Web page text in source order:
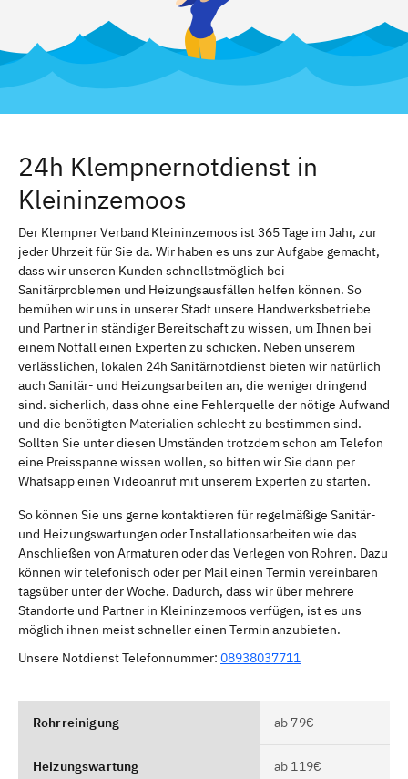
24h Klempnernotdienst in
Kleininzemoos
Der Klempner Verband Kleininzemoos ist 365 Tage im Jahr, zur
jeder Uhrzeit für Sie da. Wir haben es uns zur Aufgabe gemacht,
dass wir unseren Kunden schnellstmöglich bei
Sanitärproblemen und Heizungsausfällen helfen können. So
bemühen wir uns in unserer Stadt unsere Handwerksbetriebe
und Partner in ständiger Bereitschaft zu wissen, um Ihnen bei
einem Notfall einen Experten zu schicken. Neben unserem
verlässlichen, lokalen 24h Sanitärnotdienst bieten wir natürlich
auch Sanitär- und Heizungsarbeiten an, die weniger dringend
sind. sicherlich, dass ohne eine Fehlerquelle der nötige Aufwand
und die benötigten Materialien schlecht zu bestimmen sind.
Sollten Sie unter diesen Umständen trotzdem schon am Telefon
eine Preisspanne wissen wollen, so bitten wir Sie dann per
Whatsapp einen Videoanruf mit unserem Experten zu starten.
So können Sie uns gerne kontaktieren für regelmäßige Sanitär-
und Heizungswartungen oder Installationsarbeiten wie das
Anschließen von Armaturen oder das Verlegen von Rohren. Dazu
können wir telefonisch oder per Mail einen Termin vereinbaren
tagsüber unter der Woche. Dadurch, dass wir über mehrere
Standorte und Partner in Kleininzemoos verfügen, ist es uns
möglich ihnen meist schneller einen Termin anzubieten.
Unsere Notdienst Telefonnummer: 08938037711
Rohrreinigung ab 79€
Heizungswartung ab 119€